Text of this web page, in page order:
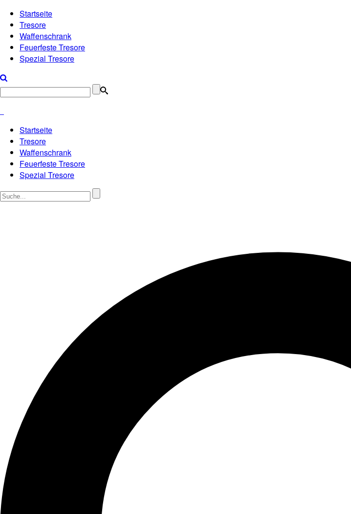
Startseite
Tresore
Waffenschrank
Feuerfeste Tresore
Spezial Tresore
Startseite
Tresore
Waffenschrank
Feuerfeste Tresore
Spezial Tresore